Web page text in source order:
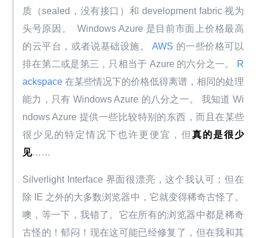
质（sealed，没有接口）和 development fabric 视为
头号原因。  Windows Azure 是目前市面上价格最高
的云平台，或者说基础设施。
AWS 的一些价格可以
排在第二或是第三，只相当于 Azure 的六分之一。
R
ackspace 在某些情况下的价格低得离谱，相同的处理
能力，只有 Windows Azure 的八分之一。 我知道 Wi
ndows Azure 提供一些比较特别的东西，而且在某些
很少见的特定情况下也许更便宜，但 真的是很少
见……
Silverlight Interface 界面很漂亮，这个我认可；但在
除 IE 之外的大多数浏览器中，它就变得稀奇古怪了。
噢，等一下，我错了。它在所有的浏览器中都是稀奇
古怪的！郁闷！现在这可能已经修复了，但在我和其